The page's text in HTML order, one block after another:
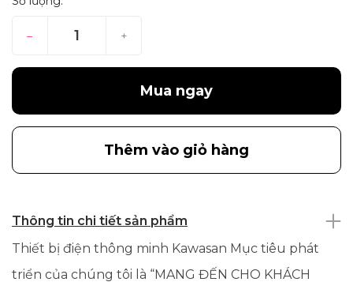
– +
Mua ngay
Thêm vào giỏ hàng
Thông tin chi tiết sản phẩm
Thiết bị điện thông minh Kawasan Mục tiêu phát
triển của chúng tôi là “MANG ĐẾN CHO KHÁCH